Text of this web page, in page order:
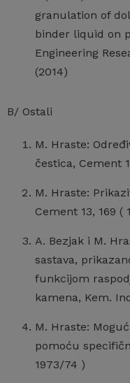
granulation of
binder liquid on
Engineering
(2014)
B/ Ostali
M. Hraste:
čestica, Cement
M. Hraste:
Cement 13, 169 (
A. Bezjak i M.
sastava,
funkcijom
kamena, Kem.
M. Hraste:
pomoću
1973/74 )